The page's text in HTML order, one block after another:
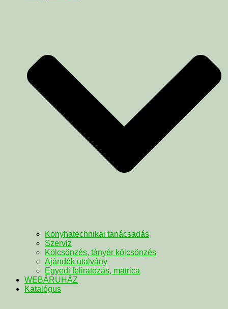
Konyhatechnikai tanácsadás
Szerviz
Kölcsönzés, tányér kölcsönzés
Ajándék utalvány
Egyedi feliratozás, matrica
WEBÁRUHÁZ
Katalógus